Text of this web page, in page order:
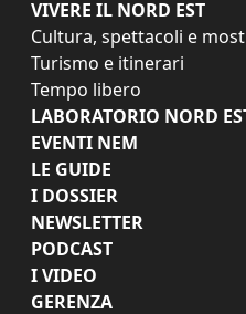
VIVERE IL NORD EST
Cultura, spettacoli e
Turismo e itinerari
Tempo libero
LABORATORIO NORD
EVENTI NEM
LE GUIDE
I DOSSIER
NEWSLETTER
PODCAST
I VIDEO
GERENZA